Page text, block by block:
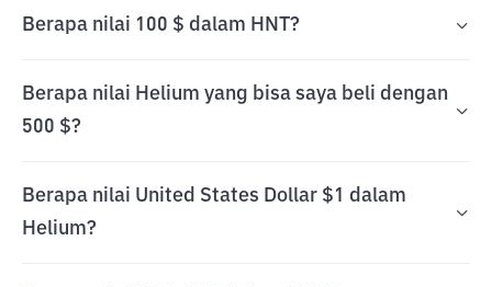
Berapa nilai 100 $ dalam HNT?
Berapa nilai Helium yang bisa saya beli dengan
500 $?
Berapa nilai United States Dollar $1 dalam
Helium?